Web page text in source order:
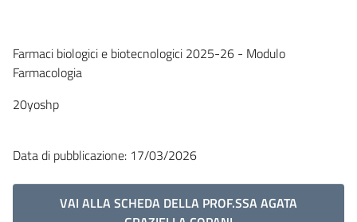
Farmaci biologici e biotecnologici 2025-26 - Modulo
Farmacologia
20yoshp
Data di pubblicazione: 17/03/2026
VAI ALLA SCHEDA DELLA PROF.SSA AGATA